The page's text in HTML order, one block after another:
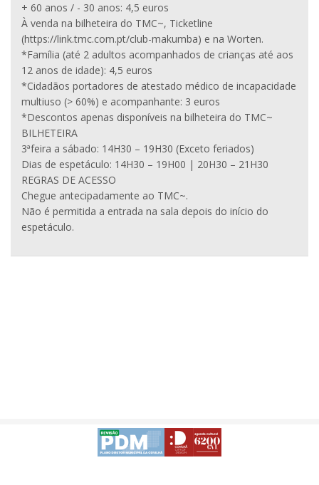
+ 60 anos / - 30 anos: 4,5 euros
À venda na bilheteira do TMC~, Ticketline
(https://link.tmc.com.pt/club-makumba) e na Worten.
*Família (até 2 adultos acompanhados de crianças até aos
12 anos de idade): 4,5 euros
*Cidadãos portadores de atestado médico de incapacidade
multiuso (> 60%) e acompanhante: 3 euros
*Descontos apenas disponíveis na bilheteira do TMC~
BILHETEIRA
3ªfeira a sábado: 14H30 – 19H30 (Exceto feriados)
Dias de espetáculo: 14H30 – 19H00 | 20H30 – 21H30
REGRAS DE ACESSO
Chegue antecipadamente ao TMC~.
Não é permitida a entrada na sala depois do início do
espetáculo.